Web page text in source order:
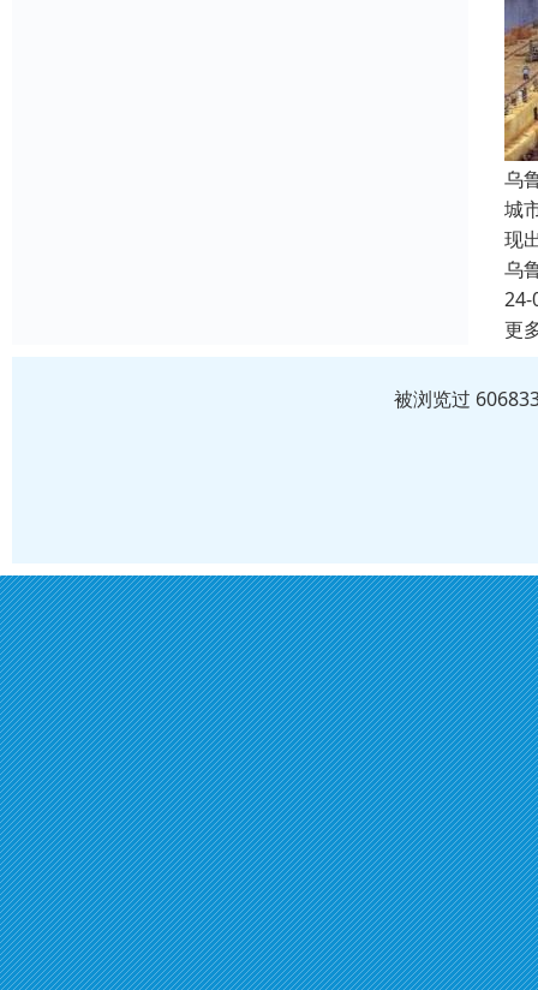
乌
城
现
乌
24-
更
被浏览过